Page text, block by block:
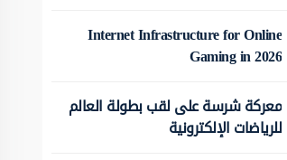
Internet Infrastructure for Online
Gaming in 2026
معركة شرسة على لقب بطولة العالم
للرياضات الإلكترونية